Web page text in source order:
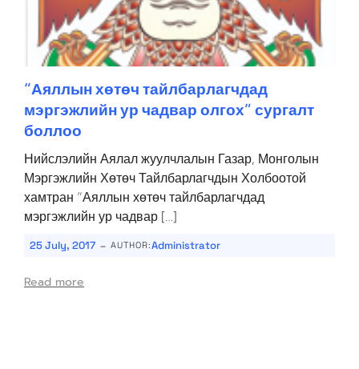
“Аяллын хөтөч тайлбарлагчдад
мэргэжлийн ур чадвар олгох” сургалт
боллоо
Нийслэлийн Аялал жуулчлалын Газар, Монголын
Мэргэжлийн Хөтөч Тайлбарлагчдын Холбоотой
хамтран “Аяллын хөтөч тайлбарлагчдад
мэргэжлийн ур чадвар […]
25 July, 2017 - AUTHOR:Administrator
Read more